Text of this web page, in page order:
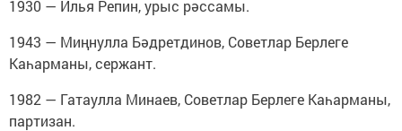
1930 ― Илья Репин, урыс рәссамы.
1943 ― Миңнулла Бәдретдинов, Советлар Берлеге
Каһарманы, сержант.
1982 ― Гатаулла Минаев, Советлар Берлеге Каһарманы,
партизан.